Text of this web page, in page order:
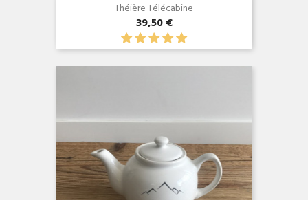
Théière Télécabine
39,50 €
Aperçu rapide